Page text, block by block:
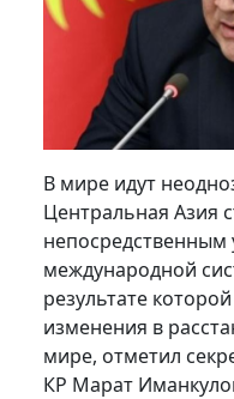
В мире идут
Центральная Азия
непосредственным
международной
результате
изменения в
мире, отметил
КР Марат